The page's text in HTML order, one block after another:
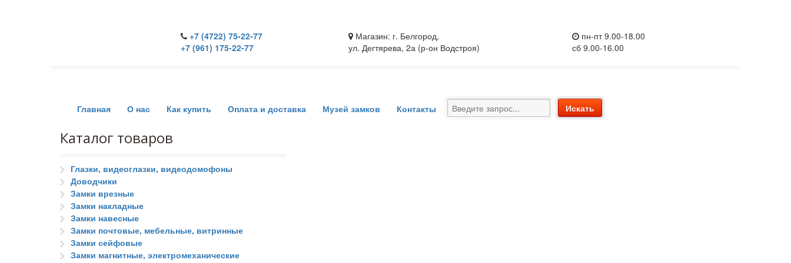
+7 (4722) 75-22-77
+7 (961) 175-22-77
Магазин: г. Белгород,
ул. Дегтярева, 2а (р-он Водстроя)
пн-пт 9.00-18.00
сб 9.00-16.00
Главная О нас Как купить Оплата и доставка Музей замков Контакты
Каталог товаров
Глазки, видеоглазки, видеодомофоны
Доводчики
Замки врезные
Замки накладные
Замки навесные
Замки почтовые, мебельные, витринные
Замки сейфовые
Замки магнитные, электромеханические